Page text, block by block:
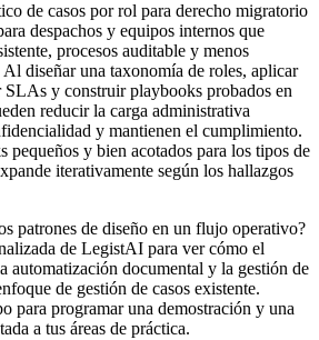
de casos por rol para derecho migratorio
despachos y equipos internos que
procesos auditable y menos
Al diseñar una taxonomía de roles, aplicar
y construir playbooks probados en
reducir la carga administrativa
y mantienen el cumplimiento.
pequeños y bien acotados para los tipos de
iterativamente según los hallazgos
patrones de diseño en un flujo operativo?
de LegistAI para ver cómo el
automatización documental y la gestión de
de gestión de casos existente.
para programar una demostración y una
a tus áreas de práctica.